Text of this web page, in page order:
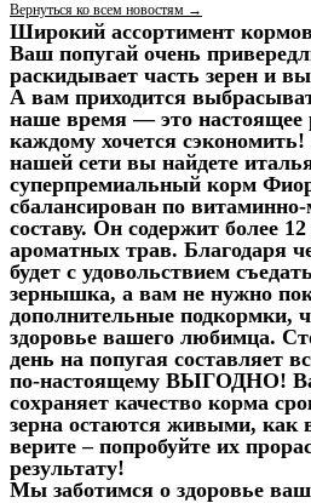
Вернуться ко всем новостям →
Широкий ассортимент
Ваш попугай очень
раскидывает часть зерен и
А вам приходится
наше время — это настоящее
каждому хочется
нашей сети вы найдете
суперпремиальный корм
сбалансирован по
составу. Он содержит более
ароматных трав. Благодаря
будет с удовольствием
зернышка, а вам не нужно
дополнительные подкормки,
здоровье вашего любимца.
день на попугая составляет
по-настоящему ВЫГОДНО!
сохраняет качество корма
зерна остаются живыми, как
верите – попробуйте их
результату!
Мы заботимся о здоровье